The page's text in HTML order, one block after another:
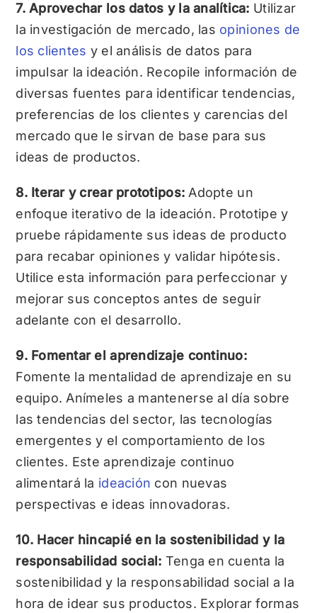
7. Aprovechar los datos y la analítica: Utilizar
la investigación de mercado, las opiniones de
los clientes y el análisis de datos para
impulsar la ideación. Recopile información de
diversas fuentes para identificar tendencias,
preferencias de los clientes y carencias del
mercado que le sirvan de base para sus
ideas de productos.
8. Iterar y crear prototipos: Adopte un
enfoque iterativo de la ideación. Prototipe y
pruebe rápidamente sus ideas de producto
para recabar opiniones y validar hipótesis.
Utilice esta información para perfeccionar y
mejorar sus conceptos antes de seguir
adelante con el desarrollo.
9. Fomentar el aprendizaje continuo:
Fomente la mentalidad de aprendizaje en su
equipo. Anímeles a mantenerse al día sobre
las tendencias del sector, las tecnologías
emergentes y el comportamiento de los
clientes. Este aprendizaje continuo
alimentará la ideación con nuevas
perspectivas e ideas innovadoras.
10. Hacer hincapié en la sostenibilidad y la
responsabilidad social: Tenga en cuenta la
sostenibilidad y la responsabilidad social a la
hora de idear sus productos. Explorar formas